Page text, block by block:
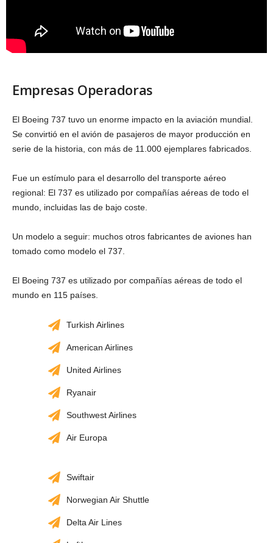
Empresas Operadoras
El Boeing 737 tuvo un enorme impacto en la aviación mundial.
Se convirtió en el avión de pasajeros de mayor producción en
serie de la historia, con más de 11.000 ejemplares fabricados.
Fue un estímulo para el desarrollo del transporte aéreo
regional: El 737 es utilizado por compañías aéreas de todo el
mundo, incluidas las de bajo coste.
Un modelo a seguir: muchos otros fabricantes de aviones han
tomado como modelo el 737.
El Boeing 737 es utilizado por compañías aéreas de todo el
mundo en 115 países.
Turkish Airlines
American Airlines
United Airlines
Ryanair
Southwest Airlines
Air Europa
Swiftair
Norwegian Air Shuttle
Delta Air Lines